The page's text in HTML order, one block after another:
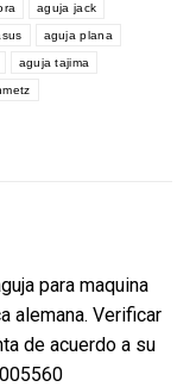
aguja jack
aguja plana
aguja tajima
para maquina
alemana. Verificar
de acuerdo a su